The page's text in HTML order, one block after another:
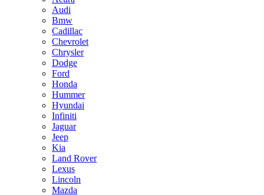
Audi
Bmw
Cadillac
Chevrolet
Chrysler
Dodge
Ford
Honda
Hummer
Hyundai
Infiniti
Jaguar
Jeep
Kia
Land Rover
Lexus
Lincoln
Mazda